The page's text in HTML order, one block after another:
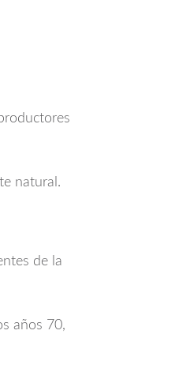
natural.
de la
años 70,